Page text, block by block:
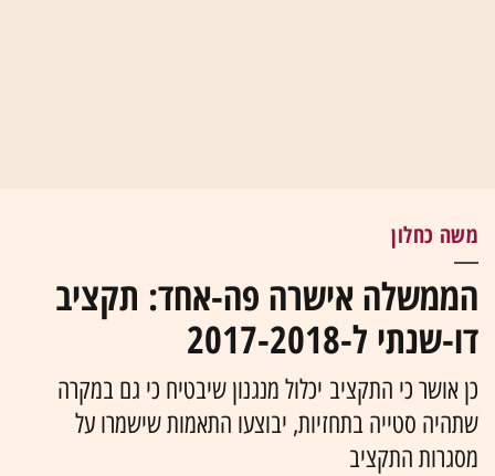
משה כחלון
הממשלה אישרה פה-אחד: תקציב
דו-שנתי ל-2017-2018
כן אושר כי התקציב יכלול מנגנון שיבטיח כי גם במקרה
שתהיה סטייה בתחזיות, יבוצעו התאמות שישמרו על
מסגרות התקציב